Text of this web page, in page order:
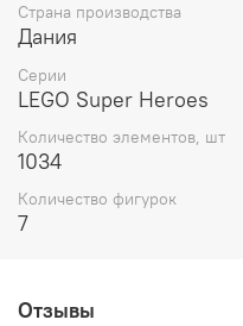
Страна производства
Дания
Серии
LEGO Super Heroes
Количество элементов, шт
1034
Количество фигурок
7
Отзывы